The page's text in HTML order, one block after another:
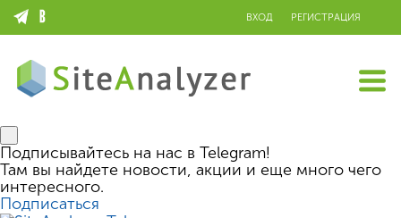
ВХОД РЕГИСТРАЦИЯ
Подписывайтесь на нас в Telegram!
Там вы найдете новости, акции и еще много чего
интересного.
Подписаться